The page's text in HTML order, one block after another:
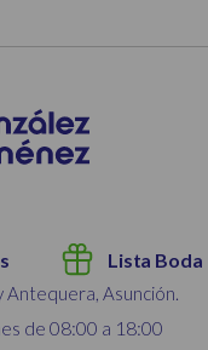
Lista Boda
Antequera, Asunción.
de 08:00 a 18:00